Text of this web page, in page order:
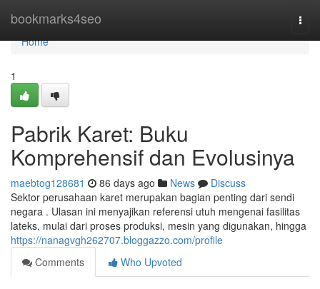
bookmarks4seo
Home
Home
1
Pabrik Karet: Buku
Komprehensif dan Evolusinya
maebtog128681 86 days ago News
Discuss
Sektor perusahaan karet merupakan bagian penting dari sendi
negara . Ulasan ini menyajikan referensi utuh mengenai fasilitas
lateks, mulai dari proses produksi, mesin yang digunakan, hingga
https://nanagvgh262707.bloggazzo.com/profile
Comments
Who Upvoted